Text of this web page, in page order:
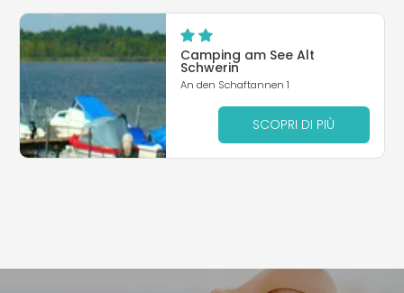
Camping am See Alt
Schwerin
An den Schaftannen 1
SCOPRI DI PIÙ